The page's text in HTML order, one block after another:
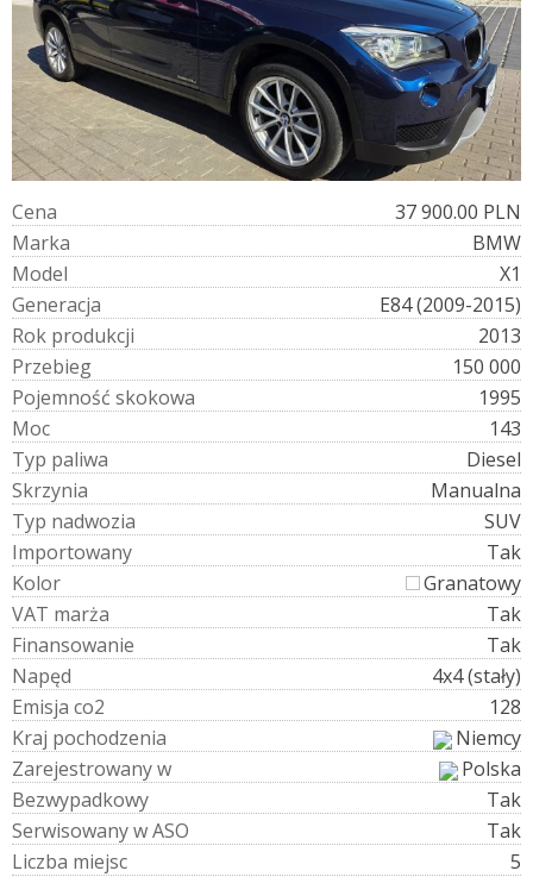
Cena
37 900.00 PLN
Marka
BMW
Model
X1
Generacja
E84 (2009-2015)
Rok produkcji
2013
Przebieg
150 000
Pojemność skokowa
1995
Moc
143
Typ paliwa
Diesel
Skrzynia
Manualna
Typ nadwozia
SUV
Importowany
Tak
Kolor
Granatowy
VAT marża
Tak
Finansowanie
Tak
Napęd
4x4 (stały)
Emisja co2
128
Kraj pochodzenia
Niemcy
Zarejestrowanyw
Polska
Bezwypadkowy
Tak
SerwisowanywASO
Tak
Liczba miejsc
5